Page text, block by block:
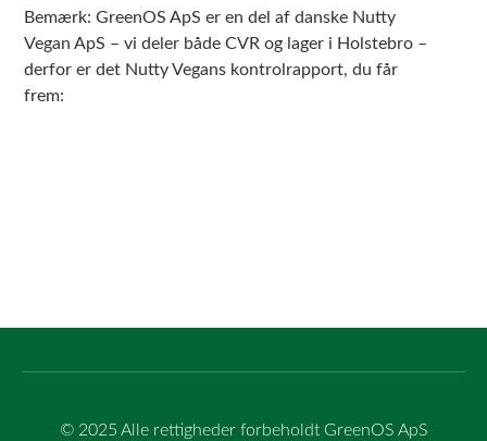
Bemærk: GreenOS ApS er en del af danske Nutty
Vegan ApS – vi deler både CVR og lager i Holstebro –
derfor er det Nutty Vegans kontrolrapport, du får
frem:
© 2025 Alle rettigheder forbeholdt GreenOS ApS